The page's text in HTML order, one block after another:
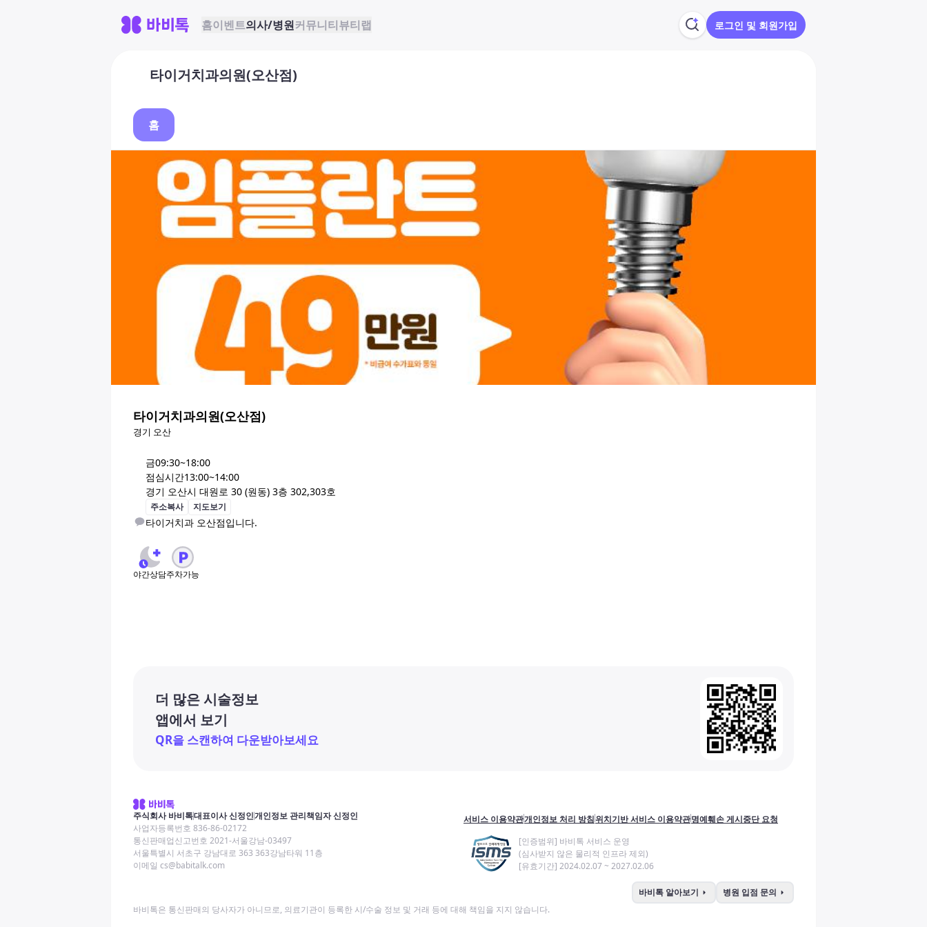
홈이벤트의사/병원커뮤니티뷰티랩 로그인 및 회원가입
타이거치과의원(오산점)
홈
타이거치과의원(오산점)
경기 오산
금09:30~18:00
점심시간13:00~14:00
경기 오산시 대원로 30 (원동) 3층 302,303호
주소복사 지도보기
타이거치과 오산점입니다.
야간상담주차가능
더 많은 시술정보
앱에서 보기
QR을 스캔하여 다운받아보세요
주식회사 바비톡대표이사 신정인개인정보 관리책임자 신정인
사업자등록번호 836-86-02172
통신판매업신고번호 2021-서울강남-03497
서울특별시 서초구 강남대로 363 363강남타워 11층
이메일 cs@babitalk.com
서비스 이용약관개인정보 처리 방침위치기반 서비스 이용약관명예훼손 게시중단 요청
[인증범위] 바비톡 서비스 운영
(심사받지 않은 물리적 인프라 제외)
[유효기간] 2024.02.07 ~ 2027.02.06
바비톡 알아보기 arrow_right 병원 입점 문의 arrow_right
바비톡은 통신판매의 당사자가 아니므로, 의료기관이 등록한 시/수술 정보 및 거래 등에 대해 책임을 지지 않습니다.